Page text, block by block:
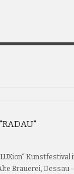
Brauerei, Dessau